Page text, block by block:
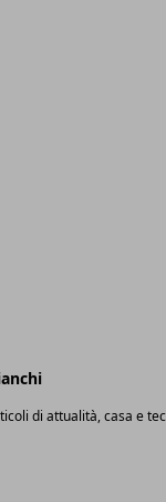
di attualità, casa e